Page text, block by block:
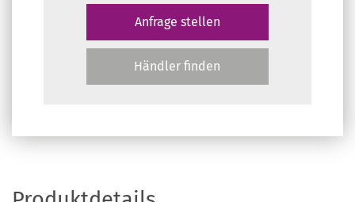
Anfrage stellen
Händler finden